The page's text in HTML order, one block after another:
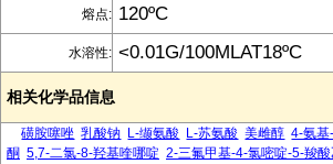
熔点: 120ºC
水溶性: <0.01G/100MLAT18ºC
相关化学品信息
磺胺噻唑 乳酸钠 L-缬氨酸 L-苏氨酸 美雌醇 4-氨基
酮 5,7-二氯-8-羟基喹哪啶 2-三氟甲基-4-氯嘧啶-5-羧